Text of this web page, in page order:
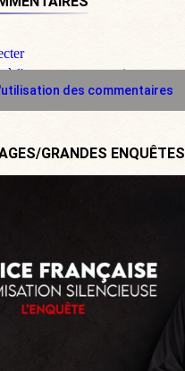
à l'espace commentaire
des commentaires
GRANDES ENQUÊTES